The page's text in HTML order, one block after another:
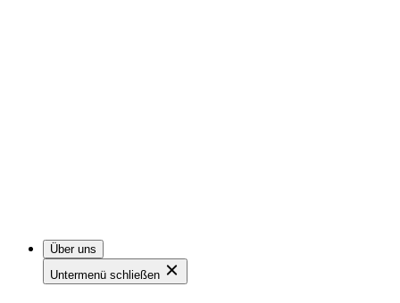
Über uns
Untermenü schließen